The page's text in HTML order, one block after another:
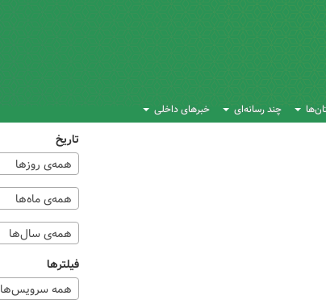
چند رسانه‌ای خبرهای داخلی
تاریخ
همه‌ی روزها
همه‌ی ماه‌ها
همه‌ی سال‌ها
فیلترها
همه سرویس‌ها